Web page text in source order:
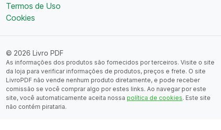
Termos de Uso
Cookies
© 2026 Livro PDF
As informações dos produtos são fornecidos por terceiros. Visite o site
da loja para verificar informações de produtos, preços e frete. O site
LivroPDF não vende nenhum produto diretamente, e pode receber
comissão se você comprar algo por estes links. Ao navegar por este
site, você automaticamente aceita nossa política de cookies. Este site
não contém pirataria.